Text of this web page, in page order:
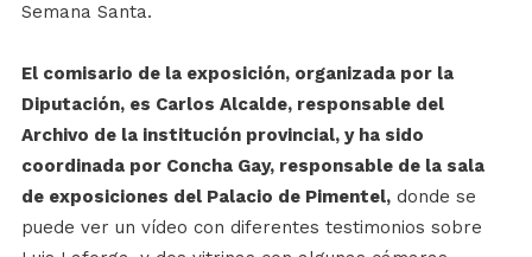
Semana Santa.
El comisario de la exposición, organizada por la
Diputación, es Carlos Alcalde, responsable del
Archivo de la institución provincial, y ha sido
coordinada por Concha Gay, responsable de la sala
de exposiciones del Palacio de Pimentel,donde se
puede ver un vídeo con diferentes testimonios sobre